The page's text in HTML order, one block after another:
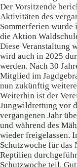
Der Vorsitzende
Aktivitäten des
Sommerferien wurde
die Aktion
Diese Veranstaltung
wird auch in 2025
werden. Nach 30
Mitglied im
nun zukünftig
Weiterhin ist der
Jungwildrettung vor
vergangenen Jahr
und während des
wieder freigelassen.
Schutzwoche für
Reptilien
Schutzwoche teil.